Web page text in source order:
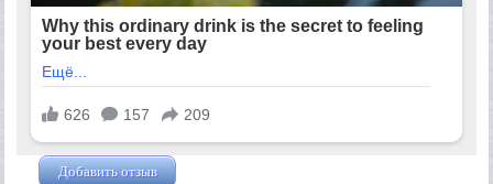
Добавить отзыв